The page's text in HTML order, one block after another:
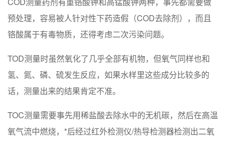
预处理，容易被人针对性下药造假（COD去除剂），而且
铬酸属于有毒物质，还得考虑二次污染问题。
TOD测量时虽然氧化了几乎全部有机物，但氧气同样也和
氢、氮、磷、硫发生反应，如果水样里这些成分比较多的
话，测量出来的结果肯定不准。
TOC测量需要事先用稀盐酸去除水中的无机碳，然后在高温
氧气流中燃烧，*后经过红外检测仪/热导检测器检测出二氧